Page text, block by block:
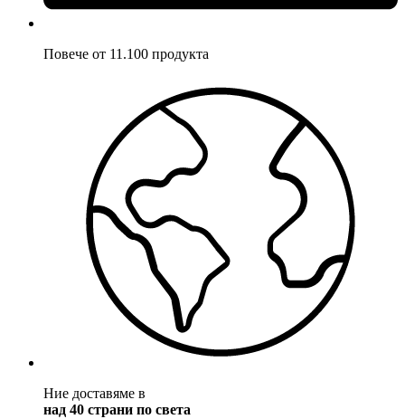
Повече от 11.100 продукта
Ние доставяме в
над 40 страни по света